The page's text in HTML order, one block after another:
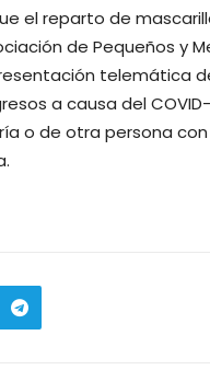
el reparto de
de Pequeños y
telemática
a causa del
o de otra persona